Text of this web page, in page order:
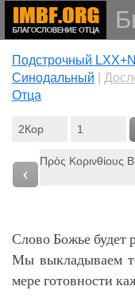
Подстрочный
Cинодальный
Отца
‹
Πρὸς Κορινθίους
Слово Божье будет
Мы выкладываем
мере готовности